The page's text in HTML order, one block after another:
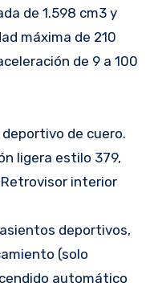
de 1.598 cm3 y
máxima de 210
de 9 a 100
de cuero.
ligera estilo 379,
interior
deportivos,
(solo
automático